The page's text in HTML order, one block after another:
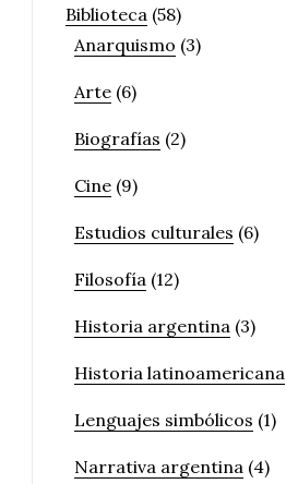
Biblioteca (58)
Anarquismo (3)
Arte (6)
Biografías (2)
Cine (9)
Estudios culturales (6)
Filosofía (12)
Historia argentina (3)
Historia latinoamericana
Lenguajes simbólicos (1)
Narrativa argentina (4)